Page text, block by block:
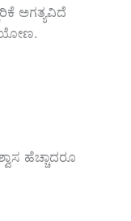
ಅಗತ್ಯವಿದೆ
ಹೆಚ್ಚಾದರೂ